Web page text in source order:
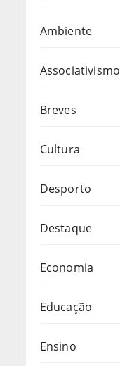
Ambiente
Associativismo
Breves
Cultura
Desporto
Destaque
Economia
Educação
Ensino